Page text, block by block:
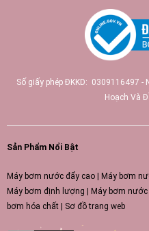
Số giấy phép ĐKKD: 0309116497 -
Hoạch Và
Sản Phẩm Nổi Bật
Máy bơm nước đẩy cao Máy bơm
Máy bơm định lượng
Máy bơm
bơm hóa chất
Sơ đồ trang web